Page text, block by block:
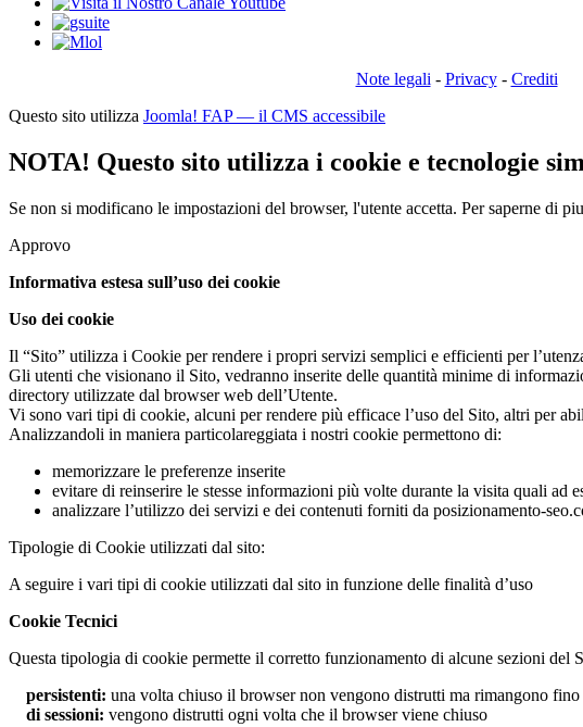
Note legali - Privacy- Crediti
Questo sito utilizza Joomla! FAP — il CMS accessibile
NOTA! Questo sito utilizza i cookie e tecnologie
Se non si modificano le impostazioni del browser, l'utente accetta. Per saperne di
Approvo
Informativa estesa sull’uso dei cookie
Uso dei cookie
Il “Sito” utilizza i Cookie per rendere i propri servizi semplici e efficienti per
Gli utenti che visionano il Sito, vedranno inserite delle quantità minime di
directory utilizzate dal browser web dell’Utente.
Vi sono vari tipi di cookie, alcuni per rendere più efficace l’uso del Sito, altri per
Analizzandoli in maniera particolareggiata i nostri cookie permettono di:
memorizzare le preferenze inserite
evitare di reinserire le stesse informazioni più volte durante la visita quali ad
analizzare l’utilizzo dei servizi e dei contenuti forniti da posizionamento-
Tipologie di Cookie utilizzati dal sito:
A seguire i vari tipi di cookie utilizzati dal sito in funzione delle finalità d’uso
Cookie Tecnici
Questa tipologia di cookie permette il corretto funzionamento di alcune sezioni del
persistenti: una volta chiuso il browser non vengono distrutti ma rimangono fino
di sessioni: vengono distrutti ogni volta che il browser viene chiuso